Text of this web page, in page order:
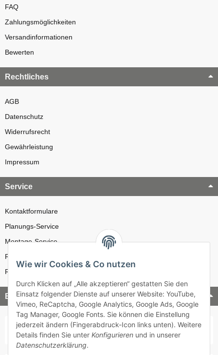
FAQ
Zahlungsmöglichkeiten
Versandinformationen
Bewerten
Rechtliches
AGB
Datenschutz
Widerrufsrecht
Gewährleistung
Impressum
Service
Kontaktformulare
Planungs-Service
Montage-Service
Reparatur-Service
Retouren-Service
Bezahlung & Versand
Wie wir Cookies & Co nutzen
Durch Klicken auf „Alle akzeptieren“ gestatten Sie den
Einsatz folgender Dienste auf unserer Website: YouTube,
Vimeo, ReCaptcha, Google Analytics, Google Ads, Google
Tag Manager, Google Fonts. Sie können die Einstellung
jederzeit ändern (Fingerabdruck-Icon links unten). Weitere
Details finden Sie unter Konfigurieren und in unserer
Datenschutzerklärung.